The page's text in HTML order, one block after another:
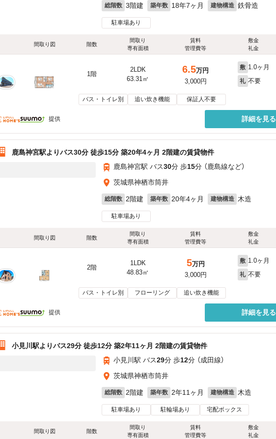
総階数 3階建 築年数 18年7ヶ月 建物構造 鉄骨造
駐車場あり
間取り図 階数
間取り
専有面積
賃料
管理費等
敷金
礼金
1階
2LDK
63.31㎡
6.5万円
3,000円
敷 1.0ヶ月
礼 不要
バス・トイレ別 追い炊き機能 保証人不要
提供 詳細を見る
鹿島神宮駅よりバス30分 徒歩15分 築20年4ヶ月 2階建の賃貸物件
鹿島神宮駅 バス30分 歩15分 （鹿島線など）
茨城県神栖市筒井
総階数 2階建 築年数 20年4ヶ月 建物構造 木造
駐車場あり
間取り図 階数
間取り
専有面積
賃料
管理費等
敷金
礼金
2階
1LDK
48.83㎡
5万円
3,000円
敷 1.0ヶ月
礼 不要
バス・トイレ別 フローリング 追い炊き機能
提供 詳細を見る
小見川駅よりバス29分 徒歩12分 築2年11ヶ月 2階建の賃貸物件
小見川駅 バス29分 歩12分 （成田線）
茨城県神栖市筒井
総階数 2階建 築年数 2年11ヶ月 建物構造 木造
駐車場あり 駐輪場あり 宅配ボックス
間取り図 階数
間取り
専有面積
賃料
管理費等
敷金
礼金